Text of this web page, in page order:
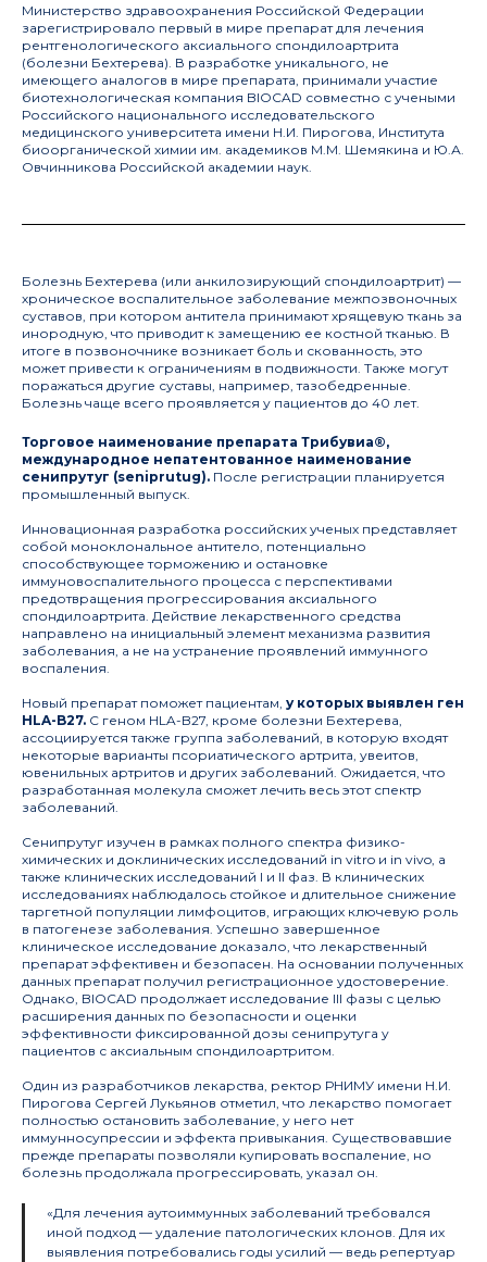
Министерство здравоохранения Российской Федерации
зарегистрировало первый в мире препарат для лечения
рентгенологического аксиального спондилоартрита
(болезни Бехтерева). В разработке уникального, не
имеющего аналогов в мире препарата, принимали участие
биотехнологическая компания BIOCAD совместно с учеными
Российского национального исследовательского
медицинского университета имени Н.И. Пирогова, Института
биоорганической химии им. академиков М.М. Шемякина и Ю.А.
Овчинникова Российской академии наук.
Болезнь Бехтерева (или анкилозирующий спондилоартрит) —
хроническое воспалительное заболевание межпозвоночных
суставов, при котором антитела принимают хрящевую ткань за
инородную, что приводит к замещению ее костной тканью. В
итоге в позвоночнике возникает боль и скованность, это
может привести к ограничениям в подвижности. Также могут
поражаться другие суставы, например, тазобедренные.
Болезнь чаще всего проявляется у пациентов до 40 лет.
Торговое наименование препарата Трибувиа®,
международное непатентованное наименование
сенипрутуг (seniprutug). После регистрации планируется
промышленный выпуск.
Инновационная разработка российских ученых представляет
собой моноклональное антитело, потенциально
способствующее торможению и остановке
иммуновоспалительного процесса с перспективами
предотвращения прогрессирования аксиального
спондилоартрита. Действие лекарственного средства
направлено на инициальный элемент механизма развития
заболевания, а не на устранение проявлений иммунного
воспаления.
Новый препарат поможет пациентам, у которых выявлен ген
HLA-B27. С геном HLA-B27, кроме болезни Бехтерева,
ассоциируется также группа заболеваний, в которую входят
некоторые варианты псориатического артрита, увеитов,
ювенильных артритов и других заболеваний. Ожидается, что
разработанная молекула сможет лечить весь этот спектр
заболеваний.
Сенипрутуг изучен в рамках полного спектра физико-
химических и доклинических исследований in vitro и in vivo, а
также клинических исследований I и II фаз. В клинических
исследованиях наблюдалось стойкое и длительное снижение
таргетной популяции лимфоцитов, играющих ключевую роль
в патогенезе заболевания. Успешно завершенное
клиническое исследование доказало, что лекарственный
препарат эффективен и безопасен. На основании полученных
данных препарат получил регистрационное удостоверение.
Однако, BIOCAD продолжает исследование III фазы с целью
расширения данных по безопасности и оценки
эффективности фиксированной дозы сенипрутуга у
пациентов с аксиальным спондилоартритом.
Один из разработчиков лекарства, ректор РНИМУ имени Н.И.
Пирогова Сергей Лукьянов отметил, что лекарство помогает
полностью остановить заболевание, у него нет
иммунносупрессии и эффекта привыкания. Существовавшие
прежде препараты позволяли купировать воспаление, но
болезнь продолжала прогрессировать, указал он.
«Для лечения аутоиммунных заболеваний требовался
иной подход — удаление патологических клонов. Для их
выявления потребовались годы усилий — ведь репертуар